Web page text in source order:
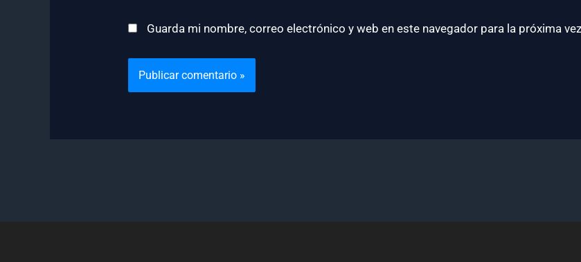
Guarda mi nombre, correo electrónico y web en este navegador para la próxima